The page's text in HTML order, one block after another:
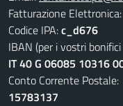
Fatturazione Elettronica:
Codice IPA:c_d676
IBAN (per i vostri
IT 40 G 06085 10316
Conto Corrente Postale:
15783137